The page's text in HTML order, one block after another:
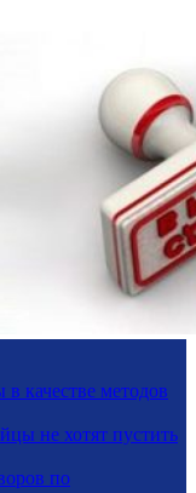
качестве методов
не хотят пустить
по